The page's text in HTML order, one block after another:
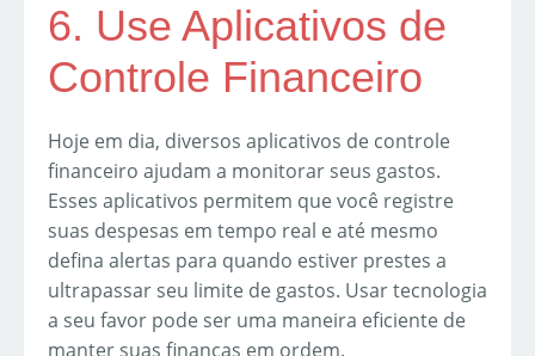
6. Use Aplicativos de
Controle Financeiro
Hoje em dia, diversos aplicativos de controle
financeiro ajudam a monitorar seus gastos.
Esses aplicativos permitem que você registre
suas despesas em tempo real e até mesmo
defina alertas para quando estiver prestes a
ultrapassar seu limite de gastos. Usar tecnologia
a seu favor pode ser uma maneira eficiente de
manter suas finanças em ordem.